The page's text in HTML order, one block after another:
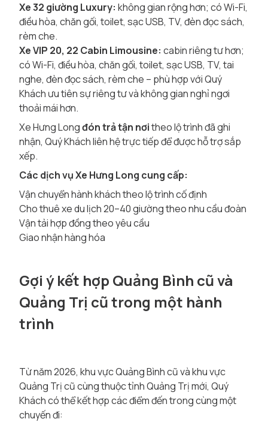
Xe 32 giường Luxury: không gian rộng hơn; có Wi-Fi,
điều hòa, chăn gối, toilet, sạc USB, TV, đèn đọc sách,
rèm che.
Xe VIP 20, 22 Cabin Limousine: cabin riêng tư hơn;
có Wi-Fi, điều hòa, chăn gối, toilet, sạc USB, TV, tai
nghe, đèn đọc sách, rèm che – phù hợp với Quý
Khách ưu tiên sự riêng tư và không gian nghỉ ngơi
thoải mái hơn.
Xe Hưng Longđón trả tận nơitheo lộ trình đã ghi
nhận, Quý Khách liên hệ trực tiếp để được hỗ trợ sắp
xếp.
Các dịch vụ Xe Hưng Long cung cấp:
Vận chuyển hành khách theo lộ trình cố định
Cho thuê xe du lịch 20–40 giường theo nhu cầu đoàn
Vận tải hợp đồng theo yêu cầu
Giao nhận hàng hóa
Gợi ý kết hợp Quảng Bình cũ và
Quảng Trị cũ trong một hành
trình
Từ năm 2026, khu vực Quảng Bình cũ và khu vực
Quảng Trị cũ cùng thuộc tỉnh Quảng Trị mới, Quý
Khách có thể kết hợp các điểm đến trong cùng một
chuyến đi: